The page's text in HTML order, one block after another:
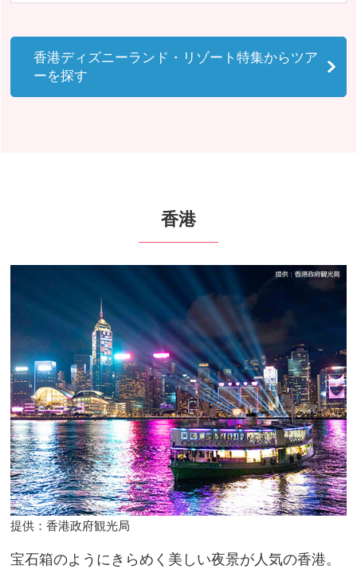
香港ディズニーランド・リゾート特集からツア
ーを探す
香港
提供：香港政府観光局
宝石箱のようにきらめく美しい夜景が人気の香港。